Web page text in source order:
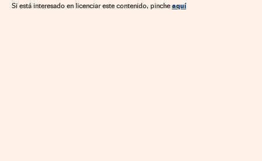
Si está interesado en licenciar este contenido, pinche aquí